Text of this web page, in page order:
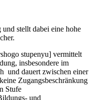
stellt dabei eine hohe
stupenyu] vermittelt
insbesondere im
und dauert zwischen einer
Zugangsbeschränkung
Stufe
und